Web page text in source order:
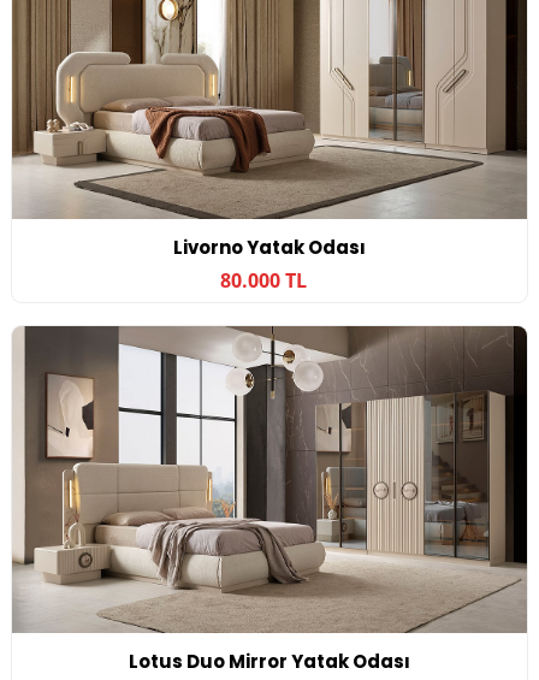
Livorno Yatak Odası
80.000 TL
Lotus Duo Mirror Yatak Odası